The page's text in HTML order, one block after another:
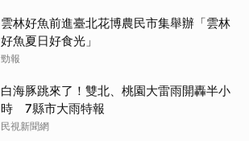
雲林好魚前進臺北花博農民市集舉辦「雲林
好魚夏日好食光」
勁報
白海豚跳來了！雙北、桃園大雷雨開轟半小
時 7縣市大雨特報
民視新聞網